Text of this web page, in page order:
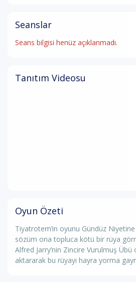
Seanslar
Seans bilgisi henüz açıklanmadı.
Tanıtım Videosu
Oyun Özeti
Tiyatrotem’in oyunu Gündüz Niyetine
sözüm ona topluca kötü bir rüya
Alfred Jarry’nin Zincire Vurulmuş
aktararak bu rüyayı hayra yorma